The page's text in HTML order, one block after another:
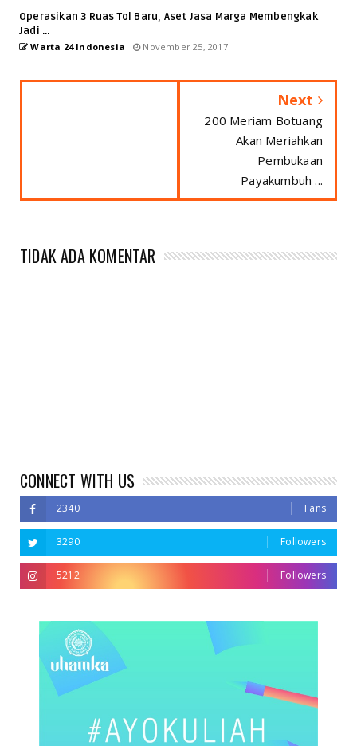
Operasikan 3 Ruas Tol Baru, Aset Jasa Marga Membengkak
Jadi ...
Warta 24 Indonesia November 25, 2017
Next
200 Meriam Botuang
Akan Meriahkan
Pembukaan
Payakumbuh ...
TIDAK ADA KOMENTAR
CONNECT WITH US
2340 Fans
3290 Followers
5212 Followers